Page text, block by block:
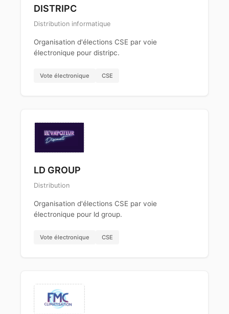
DISTRIPC
Distribution informatique
Organisation d'élections CSE par voie
électronique pour distripc.
Vote électronique CSE
LD GROUP
Distribution
Organisation d'élections CSE par voie
électronique pour ld group.
Vote électronique CSE